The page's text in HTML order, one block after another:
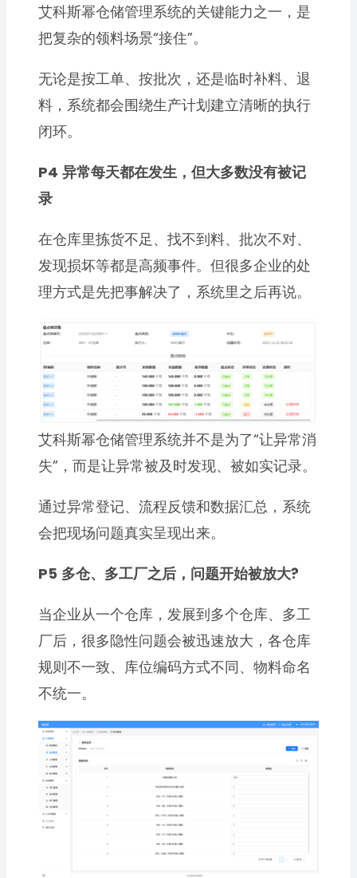
艾科斯幂仓储管理系统的关键能力之一，是
把复杂的领料场景“接住”。
无论是按工单、按批次，还是临时补料、退
料，系统都会围绕生产计划建立清晰的执行
闭环。
P4 异常每天都在发生，但大多数没有被记
录
在仓库里拣货不足、找不到料、批次不对、
发现损坏等都是高频事件。但很多企业的处
理方式是先把事解决了，系统里之后再说。
艾科斯幂仓储管理系统并不是为了“让异常消
失”，而是让异常被及时发现、被如实记录。
通过异常登记、流程反馈和数据汇总，系统
会把现场问题真实呈现出来。
P5 多仓、多工厂之后，问题开始被放大?
当企业从一个仓库，发展到多个仓库、多工
厂后，很多隐性问题会被迅速放大，各仓库
规则不一致、库位编码方式不同、物料命名
不统一。